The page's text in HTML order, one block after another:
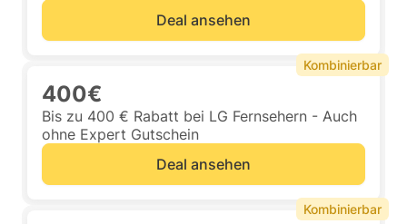
Deal ansehen
400€
Bis zu 400 € Rabatt bei LG Fernsehern - Auch
ohne Expert Gutschein
Deal ansehen
Kombinierbar
Kombinierbar